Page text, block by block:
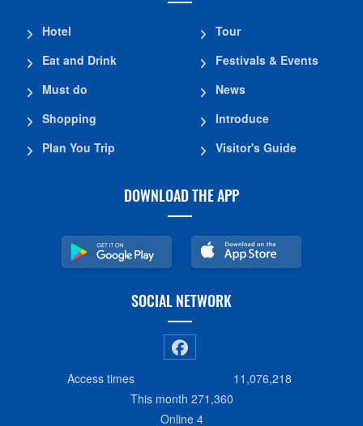
Hotel
Eat and Drink
Must do
Shopping
Plan You Trip
Tour
Festivals & Events
News
Introduce
Visitor's Guide
DOWNLOAD THE APP
SOCIAL NETWORK
Access times
11,076,218
This month 271,360
Online 4